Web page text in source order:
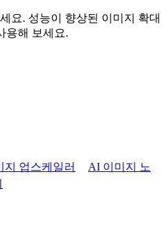
요. 성능이 향상된 이미지 확대
용해 보세요.
지 업스케일러
AI 이미지 노